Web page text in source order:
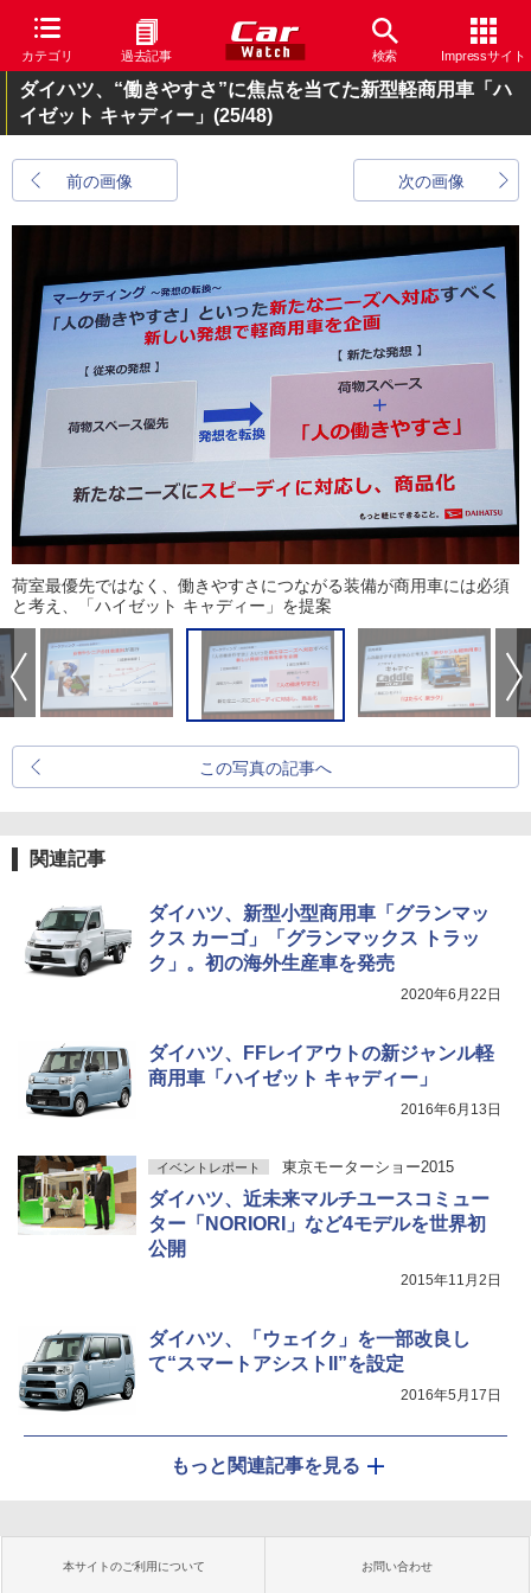
カテゴリ 過去記事 検索 Impressサイト
ダイハツ、“働きやすさ”に焦点を当てた新型軽商用車「ハ
イゼット キャディー」 (25/48)
前の画像 次の画像
荷室最優先ではなく、働きやすさにつながる装備が商用車には必須
と考え、「ハイゼット キャディー」を提案
この写真の記事へ
関連記事
ダイハツ、新型小型商用車「グランマッ
クス カーゴ」「グランマックス トラッ
ク」。初の海外生産車を発売
2020年6月22日
ダイハツ、FFレイアウトの新ジャンル軽
商用車「ハイゼット キャディー」
2016年6月13日
イベントレポート 東京モーターショー2015
ダイハツ、近未来マルチユースコミュー
ター「NORIORI」など4モデルを世界初
公開
2015年11月2日
ダイハツ、「ウェイク」を一部改良し
て“スマートアシストII”を設定
2016年5月17日
もっと関連記事を見る
本サイトのご利用について お問い合わせ